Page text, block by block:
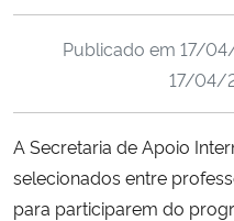
Ministério da Saúde
Ministério do Meio Ambiente
Publicado em 17/
17/04/
A Secretaria de Apoio
selecionados entre
para participarem do